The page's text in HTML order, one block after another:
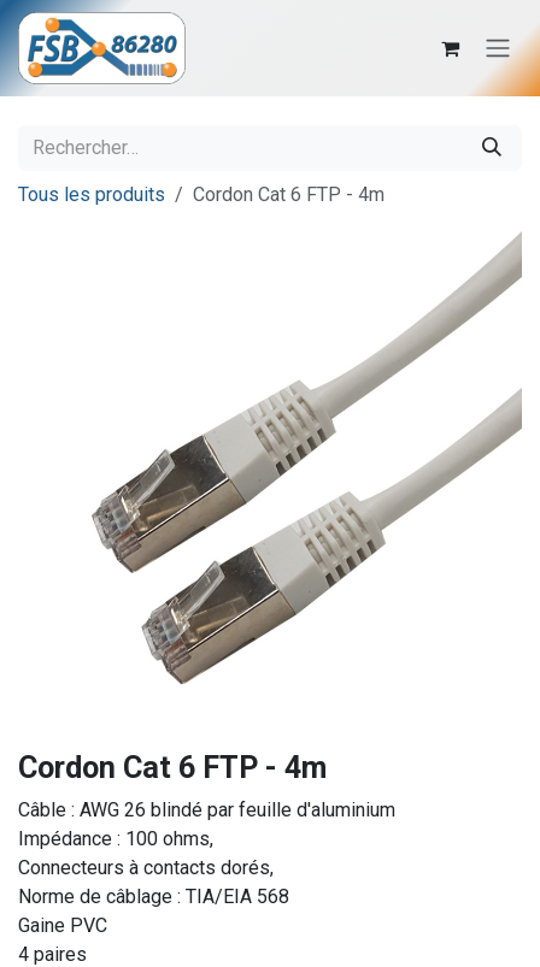
Se rendre au contenu
Tous les produits Cordon Cat 6 FTP - 4m
Cordon Cat 6 FTP - 4m
Câble : AWG 26 blindé par feuille d'aluminium
Impédance : 100 ohms,
Connecteurs à contacts dorés,
Norme de câblage : TIA/EIA 568
Gaine PVC
4 paires